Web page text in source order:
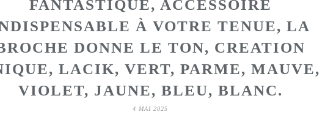
FANTASTIQUE, ACCESSOIRE
À VOTRE TENUE, LA
DONNE LE TON, CREATION
LACIK, VERT, PARME, MAUVE,
VIOLET, JAUNE, BLEU, BLANC.
4 MAI 2025